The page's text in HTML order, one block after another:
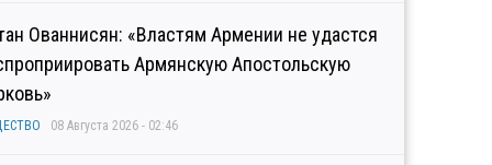
Ованнисян: «Властям Армении не удастся
Армянскую Апостольскую
08 Августа 2026 - 02:46